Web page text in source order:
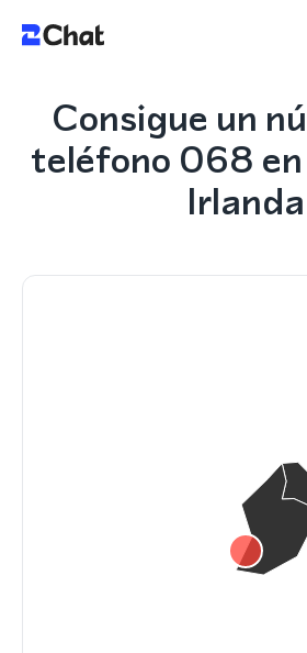
Consigue un
teléfono 068
Irlanda